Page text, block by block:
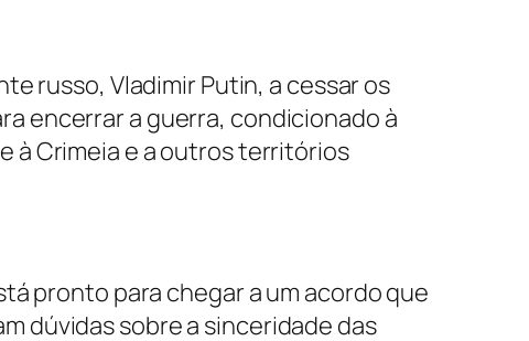
russo, Vladimir Putin, a cessar os
encerrar a guerra, condicionado à
à Crimeia e a outros territórios
pronto para chegar a um acordo que
dúvidas sobre a sinceridade das